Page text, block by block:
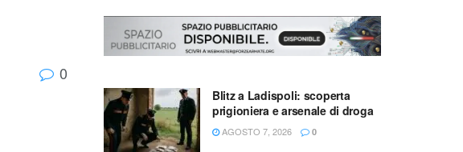
0
Blitz a Ladispoli: scoperta
prigioniera e arsenale di droga
AGOSTO 7, 2026 0